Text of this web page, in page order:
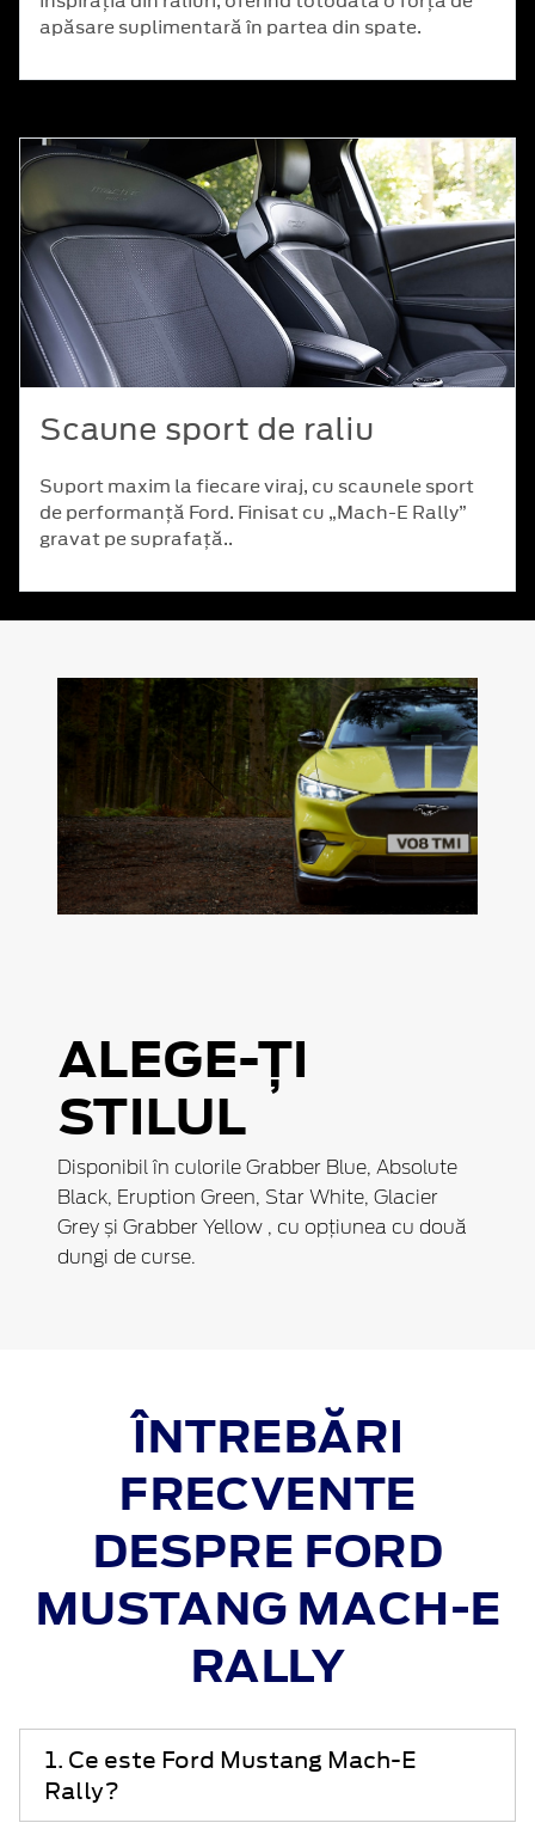
apăsare suplimentară în partea din spate.
Scaune sport de raliu
Suport maxim la fiecare viraj, cu scaunele sport
de performanță Ford. Finisat cu „Mach-E Rally”
gravat pe suprafață..
ALEGE-ȚI
STILUL
Disponibil în culorile Grabber Blue, Absolute
Black, Eruption Green, Star White, Glacier
Grey și Grabber Yellow , cu opțiunea cu două
dungi de curse.
ÎNTREBĂRI
FRECVENTE
DESPRE FORD
MUSTANG MACH-E
RALLY
1. Ce este Ford Mustang Mach-E
Rally?